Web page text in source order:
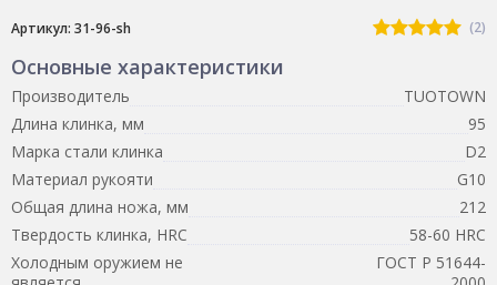
Артикул: 31-96-sh (2)
Основные характеристики
Производитель
TUOTOWN
Длина клинка, мм
95
Марка стали клинка
D2
Материал рукояти
G10
Общая длина ножа, мм
212
Твердость клинка, HRC
58-60 HRC
Холодным оружием не
ГОСТ Р 51644-